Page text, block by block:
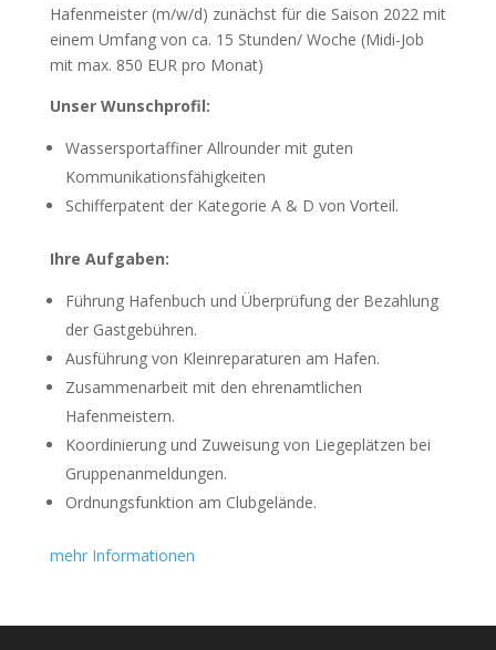
Hafenmeister (m/w/d) zunächst für die Saison 2022 mit
einem Umfang von ca. 15 Stunden/ Woche (Midi-Job
mit max. 850 EUR pro Monat)
Unser Wunschprofil:
Wassersportaffiner Allrounder mit guten
Kommunikationsfähigkeiten
Schifferpatent der Kategorie A & D von Vorteil.
Ihre Aufgaben:
Führung Hafenbuch und Überprüfung der Bezahlung
der Gastgebühren.
Ausführung von Kleinreparaturen am Hafen.
Zusammenarbeit mit den ehrenamtlichen
Hafenmeistern.
Koordinierung und Zuweisung von Liegeplätzen bei
Gruppenanmeldungen.
Ordnungsfunktion am Clubgelände.
mehr Informationen